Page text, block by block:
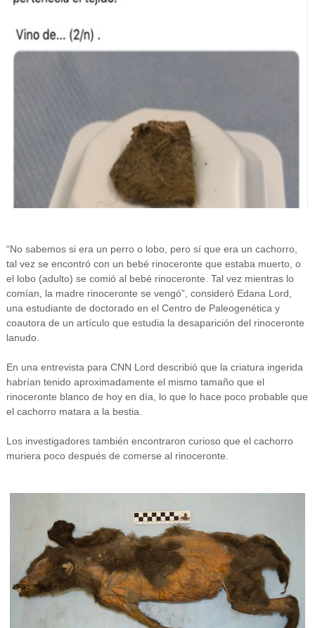
“No sabemos si era un perro o lobo, pero sí que era un cachorro,
tal vez se encontró con un bebé rinoceronte que estaba muerto, o
el lobo (adulto) se comió al bebé rinoceronte. Tal vez mientras lo
comían, la madre rinoceronte se vengó”, consideró Edana Lord,
una estudiante de doctorado en el Centro de Paleogenética y
coautora de un artículo que estudia la desaparición del rinoceronte
lanudo.
En una entrevista para CNN Lord describió que la criatura ingerida
habrían tenido aproximadamente el mismo tamaño que el
rinoceronte blanco de hoy en día, lo que lo hace poco probable que
el cachorro matara a la bestia.
Los investigadores también encontraron curioso que el cachorro
muriera poco después de comerse al rinoceronte.